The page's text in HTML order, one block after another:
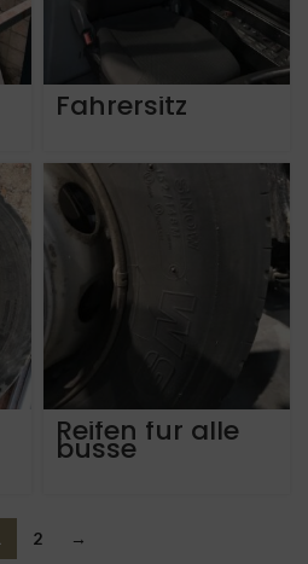
Fahrersitz
Reifen fur alle
busse
2 →